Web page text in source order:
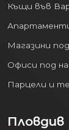
Къщи във
Магазини
Офиси под
Парцели и
Пловдив